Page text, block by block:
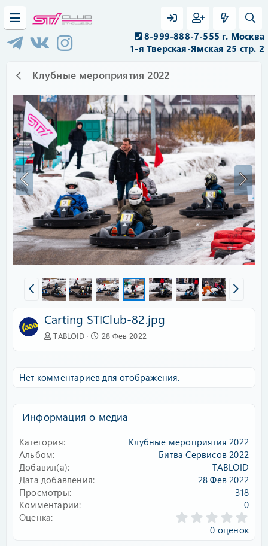
8-999-888-7-555 г. Москва
1-я Тверская-Ямская 25 стр. 2
Клубные мероприятия 2022
Carting STIClub-82.jpg
TABLOID 28 Фев 2022
Нет комментариев для отображения.
Информация о медиа
Категория
Клубные мероприятия 2022
Альбом
Битва Сервисов 2022
Добавил(а)
TABLOID
Дата добавления
28 Фев 2022
Просмотры
318
Комментарии
0
Оценка
.
0
0 оценок